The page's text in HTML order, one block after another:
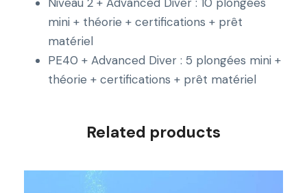
mini + théorie + certifications + prêt
matériel
PE40 + Advanced Diver : 5 plongées mini +
théorie + certifications + prêt matériel
Related products